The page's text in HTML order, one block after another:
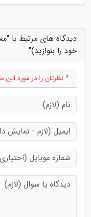
دیدگاه های مرتبط با
خود را بنوازید)"
* نظرتان را در مورد این